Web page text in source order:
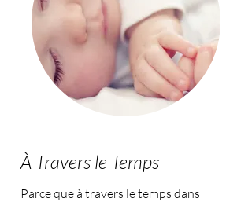
À Travers le Temps
Parce que à travers le temps dans